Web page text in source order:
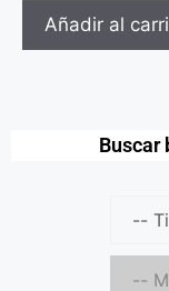
Añadir al
Buscar